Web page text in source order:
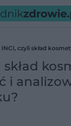
INCI, czyli skład
skład
i